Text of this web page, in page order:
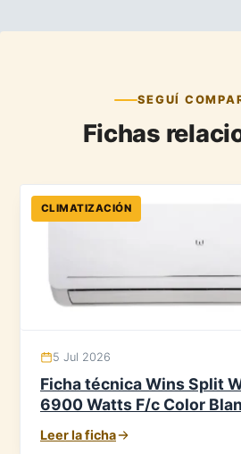
SEGUÍ
Fichas
CLIMATIZACIÓN
5 Jul 2026
Ficha técnica Wins Split
6900 Watts F/c Color
Leer la ficha